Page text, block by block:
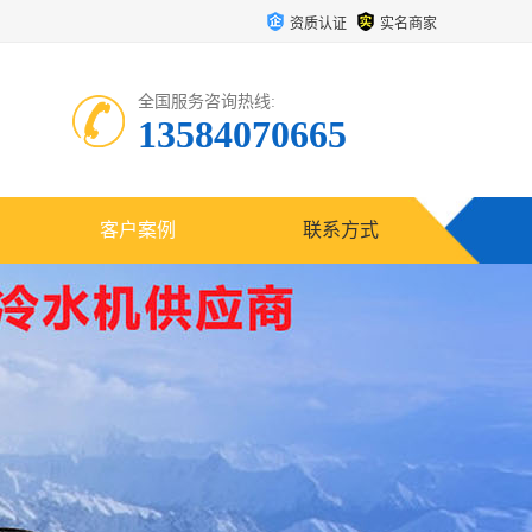
资质认证 实名商家
全国服务咨询热线:
13584070665
客户案例 联系方式